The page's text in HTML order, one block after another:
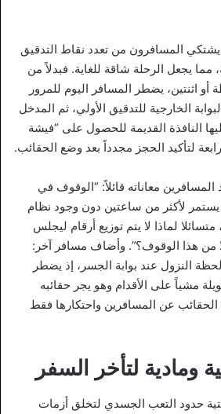
يشتكي المسافرون من تعدد نقاط التدقيق
يجعل الرحلة شاقة للغاية. فبدلاً من
اثنتين، يضطر المسافر اليوم للمرور
الخارجية للتدقيق الأولي، ثم المدخل
النافذة القديمة للحصول على “فيشة
لتأكيد الحجز مجدداً بعد وضع الحقائب.
معاناته قائلاً: “الوقوف في
يستمر لأكثر من ساعتين دون وجود نظام
لماذا لا يتم توزيع أرقام ليجلس
من هذا الوقوف؟”. وأضاف مسافر آخر:
النزول عند بوابة الجسر، إذ يضطر
مشياً على الأقدام وهو يجر حقائبه
عن المسافرين واحتكارها فقط
ومادية لتأخر السفر
حدود التعب الجسدي لتخلق أزمات